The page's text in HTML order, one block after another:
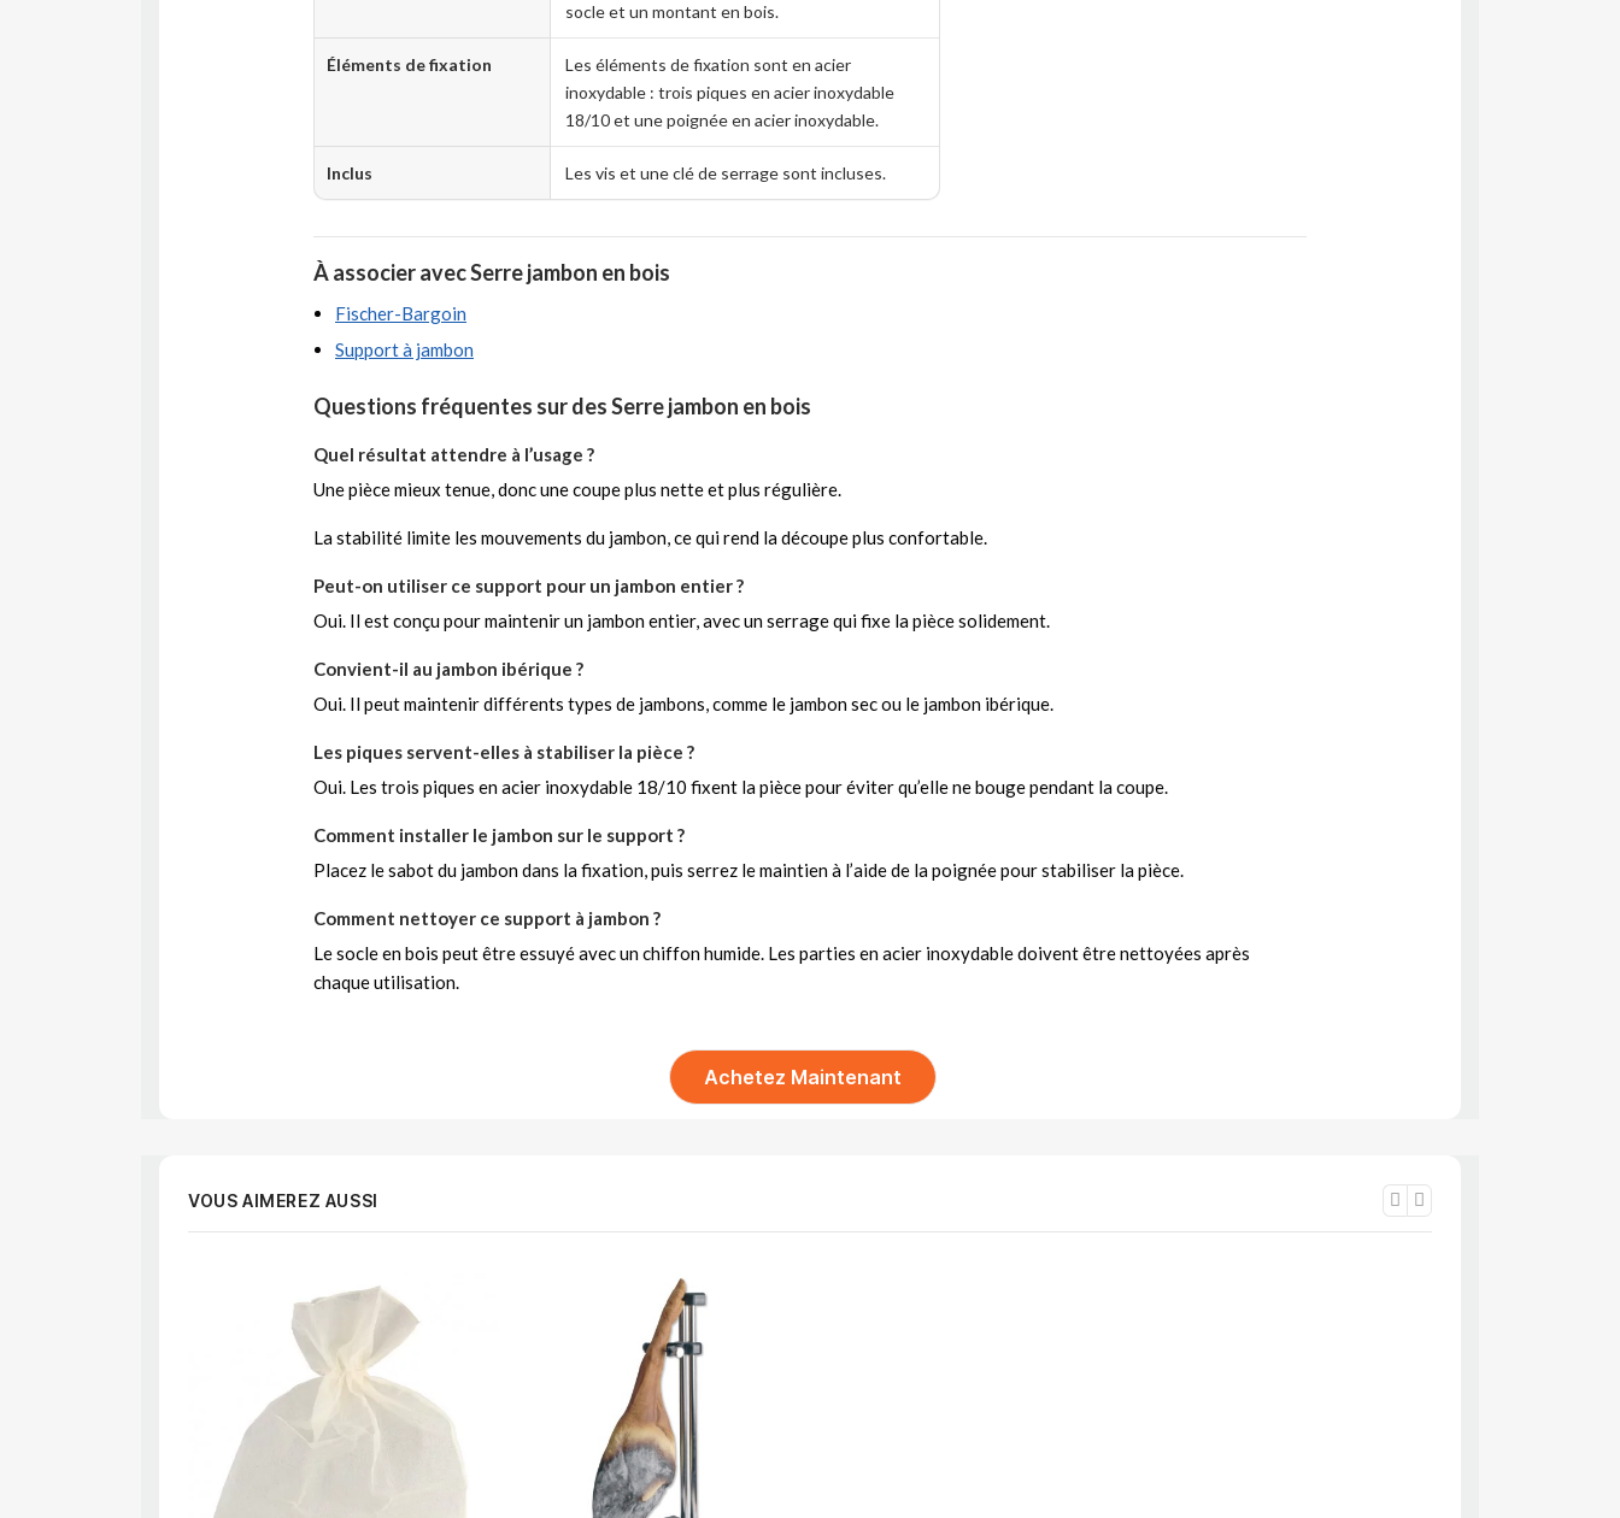
socle et un montant en bois.
Éléments de fixation
Les éléments de fixation sont en acier
inoxydable : trois piques en acier inoxydable
18/10 et une poignée en acier inoxydable.
Inclus Les vis et une clé de serrage sont incluses.
À associer avec Serre jambon en bois
Fischer-Bargoin
Support à jambon
Questions fréquentes sur des Serre jambon en bois
Quel résultat attendre à l’usage ?
Une pièce mieux tenue, donc une coupe plus nette et plus régulière.
La stabilité limite les mouvements du jambon, ce qui rend la découpe plus confortable.
Peut-on utiliser ce support pour un jambon entier ?
Oui. Il est conçu pour maintenir un jambon entier, avec un serrage qui fixe la pièce solidement.
Convient-il au jambon ibérique ?
Oui. Il peut maintenir différents types de jambons, comme le jambon sec ou le jambon ibérique.
Les piques servent-elles à stabiliser la pièce ?
Oui. Les trois piques en acier inoxydable 18/10 fixent la pièce pour éviter qu’elle ne bouge pendant la coupe.
Comment installer le jambon sur le support ?
Placez le sabot du jambon dans la fixation, puis serrez le maintien à l’aide de la poignée pour stabiliser la pièce.
Comment nettoyer ce support à jambon ?
Le socle en bois peut être essuyé avec un chiffon humide. Les parties en acier inoxydable doivent être nettoyées après
chaque utilisation.
Achetez Maintenant
VOUS AIMEREZ AUSSI